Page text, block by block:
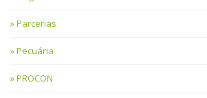
Parcerias
Pecuária
PROCON